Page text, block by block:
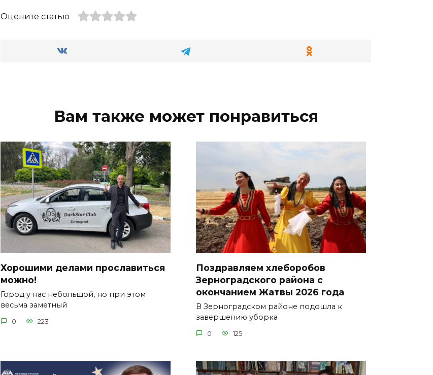
Оцените статью
Вам также может понравиться
Хорошими делами прославиться
можно!
Город у нас небольшой, но при этом
весьма заметный
0 223
Поздравляем хлеборобов
Зерноградского района с
окончанием Жатвы 2026 года
В Зерноградском районе подошла к
завершению уборка
0 125